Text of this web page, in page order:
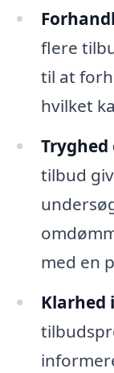
flere
til at
hvilket
tilbud
med en
Klarhed